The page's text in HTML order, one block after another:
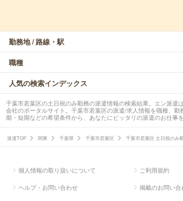
勤務地 / 路線・駅
職種
人気の検索インデックス
千葉市若葉区の土日祝のみ勤務の派遣情報の検索結果。エン派遣
会社のポータルサイト。千葉市若葉区の派遣/求人情報を職種、勤
期・短期などの希望条件から、あなたにピッタリの派遣のお仕事を
派遣TOP 関東 千葉県 千葉市若葉区 千葉市若葉区 土日祝のみ
個人情報の取り扱いについて ご利用規約
ヘルプ・お問い合わせ 掲載のお問い合